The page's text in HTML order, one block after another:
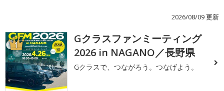
2026/08/09 更新
1
Gクラスファンミーティング
2026 in NAGANO／長野県
Gクラスで、つながろう。つなげよう。